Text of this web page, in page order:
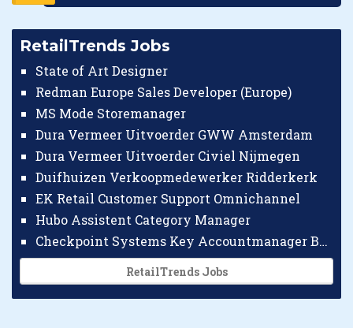
RetailTrends Jobs
State of Art Designer
Redman Europe Sales Developer (Europe)
MS Mode Storemanager
Dura Vermeer Uitvoerder GWW Amsterdam
Dura Vermeer Uitvoerder Civiel Nijmegen
Duifhuizen Verkoopmedewerker Ridderkerk
EK Retail Customer Support Omnichannel
Hubo Assistent Category Manager
Checkpoint Systems Key Accountmanager Benelux
RetailTrends Jobs